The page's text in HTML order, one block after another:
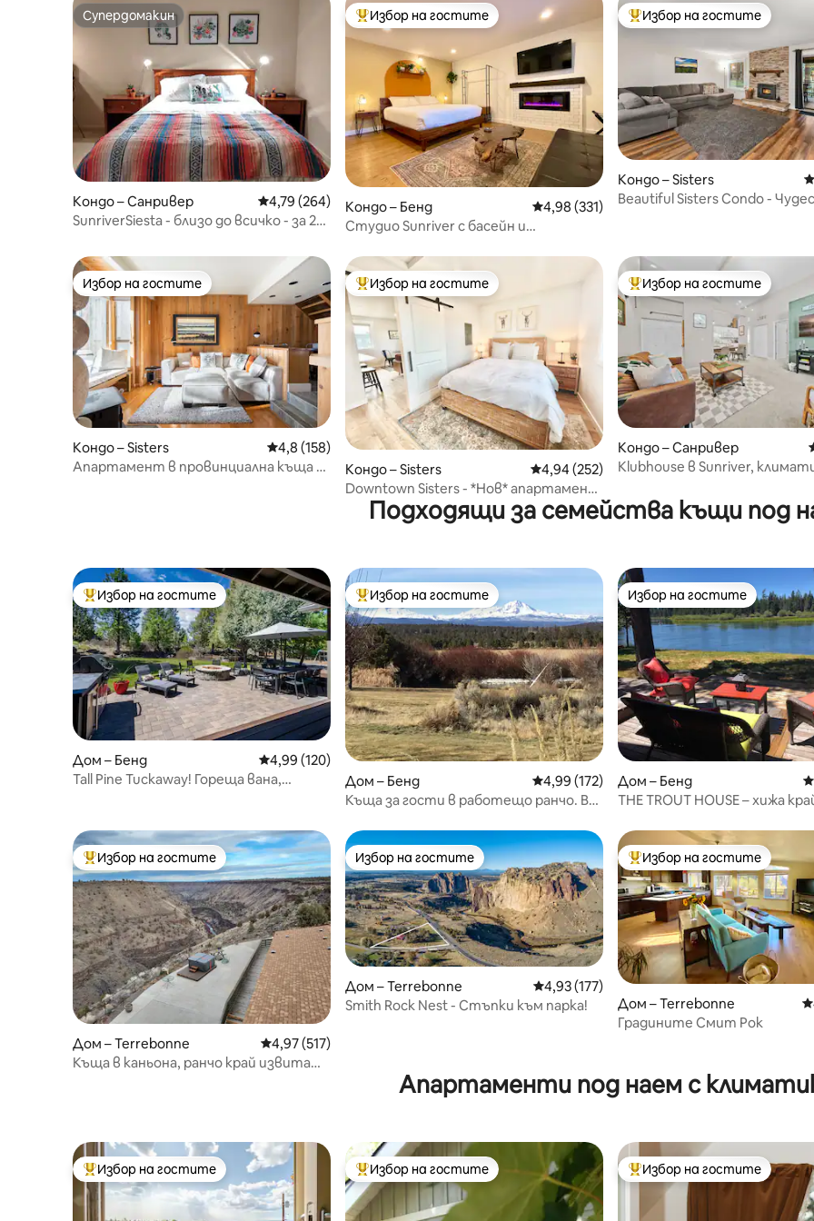
Супердомакин
Супердомакин
Кондо – Санривер Средна оценка: 4,79 от 5, 264 отзива
4,79 (264)
SunriverSiesta - близо до всичко - за 2
Най-популярен избор на гостите
Избор на гостите
Кондо – Бенд Средна оценка: 4,98 от 5, 331 отзива
4,98 (331)
Студио Sunriver с басейн и
Най-популярен избор на
Избор на гостите
Кондо – Sisters
Beautiful Sisters Condo -
Избор на гостите
Избор на гостите
Кондо – Sisters Средна оценка: 4,8 от 5, 158 отзива
4,8 (158)
Апартамент в провинциална къща с
Най-популярен избор на гостите
Избор на гостите
Кондо – Sisters Средна оценка: 4,94 от 5, 252 отзива
4,94 (252)
Downtown Sisters - *Нов* апартамент
с 1 спалня
Най-популярен избор на
Избор на гостите
Кондо – Санривер
Klubhouse в Sunriver,
басейн, барбекю
Подходящи за семейства къщи под
Най-популярен избор на гостите
Избор на гостите
Дом – Бенд Средна оценка: 4,99 от 5, 120 отзива
4,99 (120)
Tall Pine Tuckaway! Гореща вана,
Най-популярен избор на гостите
Избор на гостите
Дом – Бенд Средна оценка: 4,99 от 5, 172 отзива
4,99 (172)
Къща за гости в работещо ранчо. В
Избор на гостите
Избор на гостите
Дом – Бенд
THE TROUT HOUSE – хижа
Най-популярен избор на гостите
Избор на гостите
Дом – Terrebonne Средна оценка: 4,97 от 5, 517 отзива
4,97 (517)
Къща в каньона, ранчо край извитата
Избор на гостите
Избор на гостите
Дом – Terrebonne Средна оценка: 4,93 от 5, 177 отзива
4,93 (177)
Smith Rock Nest - Стъпки към парка!
Най-популярен избор на
Избор на гостите
Дом – Terrebonne
Градините Смит Рок
Апартаменти под наем с
Най-популярен избор на гостите
Избор на гостите Най-популярен избор на гостите
Избор на гостите Най-популярен избор на
Избор на гостите